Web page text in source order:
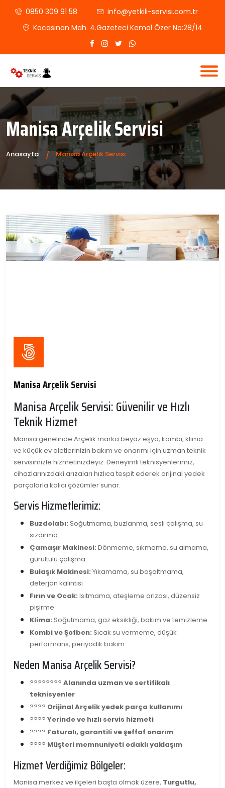
0850 309 91 58
info@yetkili-servisi.com.tr
Kocasinan Mah. 4.Gazeteci Kemal Özer No:28/14
Manisa Arçelik Servisi
Anasayfa Manisa Arçelik Servisi
Manisa Arçelik Servisi
Manisa Arçelik Servisi: Güvenilir ve Hızlı
Teknik Hizmet
Manisa genelinde Arçelik marka beyaz eşya, kombi, klima
ve küçük ev aletlerinizin bakım ve onarımı için uzman teknik
servisimizle hizmetinizdeyiz. Deneyimli teknisyenlerimiz,
cihazlarınızdaki arızaları hızlıca tespit ederek orijinal yedek
parçalarla kalıcı çözümler sunar.
Servis Hizmetlerimiz:
Buzdolabı: Soğutmama, buzlanma, sesli çalışma, su
sızdırma
Çamaşır Makinesi: Dönmeme, sıkmama, su almama,
gürültülü çalışma
Bulaşık Makinesi: Yıkamama, su boşaltmama,
deterjan kalıntısı
Fırın ve Ocak: Isıtmama, ateşleme arızası, düzensiz
pişirme
Klima: Soğutmama, gaz eksikliği, bakım ve temizleme
Kombi ve Şofben: Sıcak su vermeme, düşük
performans, periyodik bakım
Neden Manisa Arçelik Servisi?
????‍???? Alanında uzman ve sertifikalı
teknisyenler
???? Orijinal Arçelik yedek parça kullanımı
???? Yerinde ve hızlı servis hizmeti
???? Faturalı, garantili ve şeffaf onarım
???? Müşteri memnuniyeti odaklı yaklaşım
Hizmet Verdiğimiz Bölgeler:
Manisa merkez ve ilçeleri başta olmak üzere, Turgutlu,